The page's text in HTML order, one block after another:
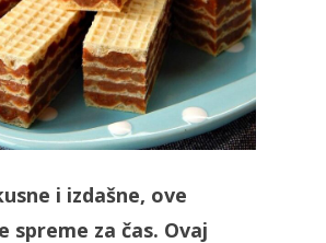
i izdašne, ove
spreme za čas. Ovaj